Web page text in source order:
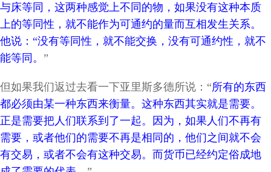
与床等同，这两种感觉上不同的物，如果没有这种本质
上的等同性，就不能作为可通约的量而互相发生关系。
他说：“没有等同性，就不能交换，没有可通约性，就不
能等同。 ”
但如果我们返过去看一下亚里斯多德所说：“所有的东西
都必须由某一种东西来衡量。这种东西其实就是需要。
正是需要把人们联系到了一起。因为，如果人们不再有
需要，或者他们的需要不再是相同的，他们之间就不会
有交易，或者不会有这种交易。而货币已经约定俗成地